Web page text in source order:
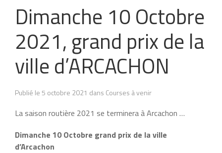
Dimanche 10 Octobre
2021, grand prix de la
ville d’ARCACHON
Publié le 5 octobre 2021 dans Courses à venir
La saison routière 2021 se terminera à Arcachon …
Dimanche 10 Octobre grand prix de la ville
d’Arcachon